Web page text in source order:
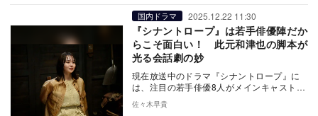
国内ドラマ 2025.12.22 11:30
『シナントロープ』は若手俳優陣だか
らこそ面白い！ 此元和津也の脚本が
光る会話劇の妙
現在放送中のドラマ『シナントロープ』に
は、注目の若手俳優8人がメインキャストと
キャラクタ…
佐々木早貴